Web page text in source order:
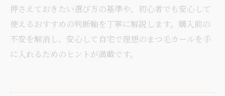
押さえておきたい選び方の基準や、初心者でも安心して
使えるおすすめの判断軸を丁寧に解説します。購入前の
不安を解消し、安心して自宅で理想のまつ毛カールを手
に入れるためのヒントが満載です。